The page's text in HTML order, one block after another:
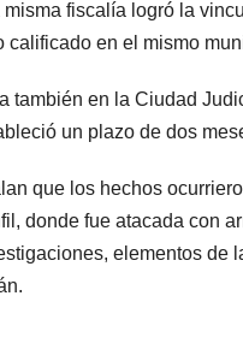
fiscalía logró la
calificado en el mismo
también en la Ciudad
un plazo de dos
que los hechos
donde fue atacada con
elementos de